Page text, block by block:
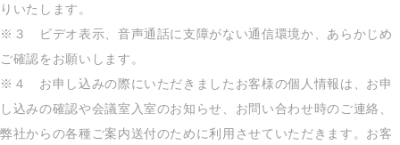
りいたします。
※３ ビデオ表示、音声通話に支障がない通信環境か、あらかじめ
ご確認をお願いします。
※４ お申し込みの際にいただきましたお客様の個人情報は、お申
し込みの確認や会議室入室のお知らせ、お問い合わせ時のご連絡、
弊社からの各種ご案内送付のために利用させていただきます。お客